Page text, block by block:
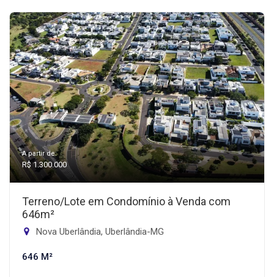
A partir de:
R$ 1.300.000
Terreno/Lote em Condomínio à Venda com
646m²
Nova Uberlândia, Uberlândia-MG
646 M²